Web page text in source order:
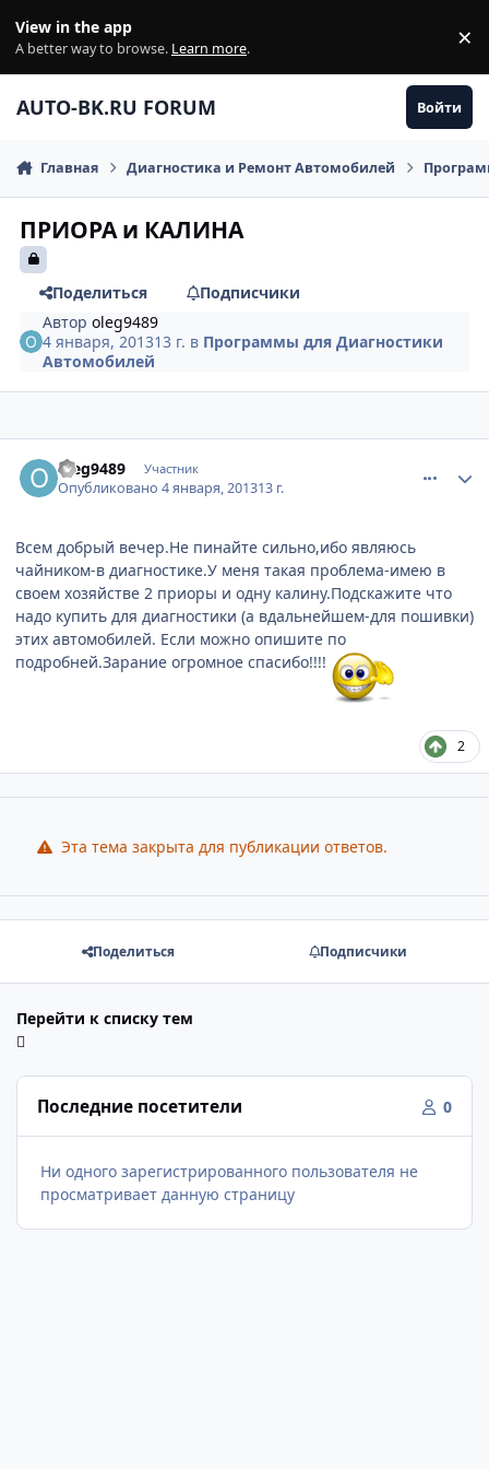
View in the app
A better way to browse. Learn more. ×
AUTO-BK.RU FORUM Войти
Главная Диагностика и Ремонт Автомобилей
ПРИОРА и КАЛИНА
Поделиться
Подписчики
Авторoleg9489
4 января, 201313 г. в Программы для Диагностики
Автомобилей
oleg9489 Участник
Опубликовано4 января, 201313 г.
Всем добрый вечер.Не пинайте сильно,ибо являюсь
чайником-в диагностике.У меня такая проблема-имею в
своем хозяйстве 2 приоры и одну калину.Подскажите что
надо купить для диагностики (а вдальнейшем-для пошивки)
этих автомобилей. Если можно опишите по
подробней.Зарание огромное спасибо!!!!
2
Эта тема закрыта для публикации ответов.
Поделиться Подписчики
Перейти к списку тем
Последние посетители 0
Ни одного зарегистрированного пользователя не
просматривает данную страницу